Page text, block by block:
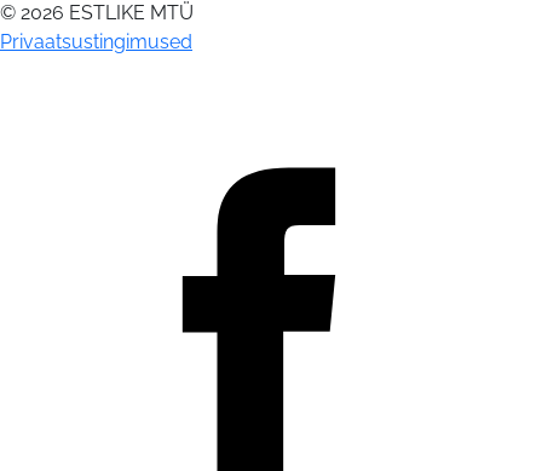
© 2026 ESTLIKE MTÜ
Privaatsustingimused